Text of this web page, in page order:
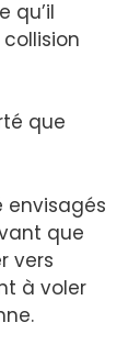
qu’il
que
envisagés
que
vers
à voler